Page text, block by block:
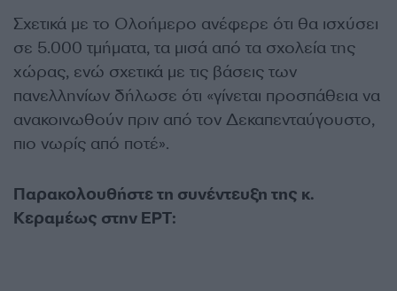
Σχετικά με το Ολοήμερο ανέφερε ότι θα ισχύσει
σε 5.000 τμήματα, τα μισά από τα σχολεία της
χώρας, ενώ σχετικά με τις βάσεις των
πανελληνίων δήλωσε ότι «γίνεται προσπάθεια να
ανακοινωθούν πριν από τον Δεκαπενταύγουστο,
πιο νωρίς από ποτέ».
Παρακολουθήστε τη συνέντευξη της κ.
Κεραμέως στην ΕΡΤ: